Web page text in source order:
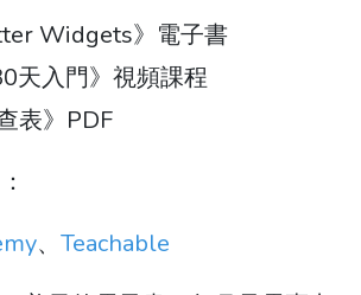
Widgets》電子書
天入門》視頻課程
表》PDF
、 Teachable